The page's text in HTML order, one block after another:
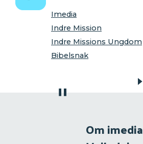
Imedia
Indre Mission
Indre Missions Ungdom
Bibelsnak
Om imedia